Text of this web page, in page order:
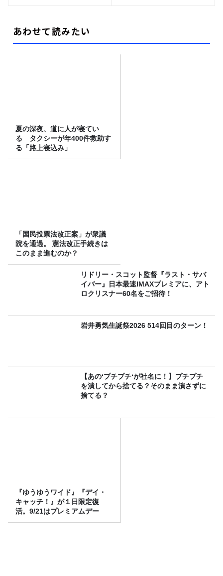
あわせて読みたい
夏の深夜、道に人が寝てい
る タクシーが年400件救助す
る「路上寝込み」
「国民投票法改正案」が衆議
院を通過。 憲法改正手続きは
このまま進むのか？
リドリー・スコット監督『ラスト・サバ
イバー』日本最速IMAXプレミアに、アト
ロクリスナー60名をご招待！
岩井勇気生誕祭2026 514回目のターン！
【あの‘プチプチ‘が社名に！】プチプチ
を潰してから捨てる？そのまま潰さずに
捨てる？
『ゆうゆうワイド』『デイ・
キャッチ！』が１日限定復
活。9/21はプレミアムデー